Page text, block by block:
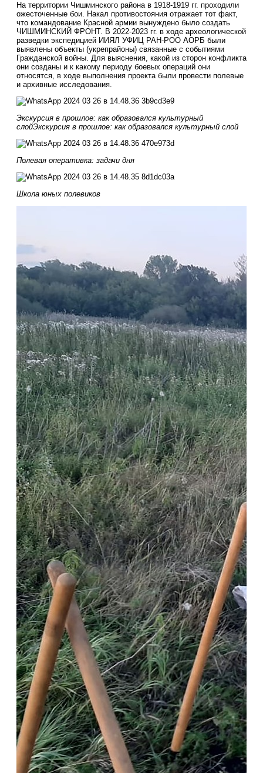
На территории Чишминского района в 1918-1919 гг. проходили
ожесточенные бои. Накал противостояния отражает тот факт,
что командование Красной армии вынуждено было создать
ЧИШМИНСКИЙ ФРОНТ. В 2022-2023 гг. в ходе археологической
разведки экспедицией ИИЯЛ УФИЦ РАН-РОО АОРБ были
выявлены объекты (укрепрайоны) связанные с событиями
Гражданской войны. Для выяснения, какой из сторон конфликта
они созданы и к какому периоду боевых операций они
относятся, в ходе выполнения проекта были провести полевые
и архивные исследования.
Экскурсия в прошлое: как образовался культурный
слойЭкскурсия в прошлое: как образовался культурный слой
Полевая оперативка: задачи дня
Школа юных полевиков